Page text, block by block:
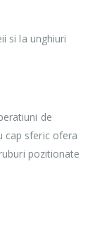
si la unghiuri
de
cap sferic ofera
pozitionate